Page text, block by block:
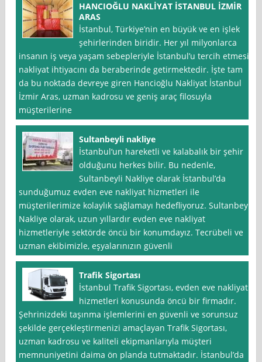
HANCIOĞLU NAKLİYAT İSTANBUL İZMİR
ARAS
İstanbul, Türkiye’nin en büyük ve en işlek
şehirlerinden biridir. Her yıl milyonlarca
insanın iş veya yaşam sebepleriyle İstanbul’u tercih etmesi,
nakliyat ihtiyacını da beraberinde getirmektedir. İşte tam
da bu noktada devreye giren Hancioğlu Nakliyat İstanbul
İzmir Aras, uzman kadrosu ve geniş araç filosuyla
müşterilerine
Sultanbeyli nakliye
İstanbul‘un hareketli ve kalabalık bir şehir
olduğunu herkes bilir. Bu nedenle,
Sultanbeyli Nakliye olarak İstanbul’da
sunduğumuz evden eve nakliyat hizmetleri ile
müşterilerimize kolaylık sağlamayı hedefliyoruz. Sultanbeyli
Nakliye olarak, uzun yıllardır evden eve nakliyat
hizmetleriyle sektörde öncü bir konumdayız. Tecrübeli ve
uzman ekibimizle, eşyalarınızın güvenli
Trafik Sigortası
İstanbul Trafik Sigortası, evden eve nakliyat
hizmetleri konusunda öncü bir firmadır.
Şehrinizdeki taşınma işlemlerini en güvenli ve sorunsuz
şekilde gerçekleştirmenizi amaçlayan Trafik Sigortası,
uzman kadrosu ve kaliteli ekipmanlarıyla müşteri
memnuniyetini daima ön planda tutmaktadır. İstanbul’da